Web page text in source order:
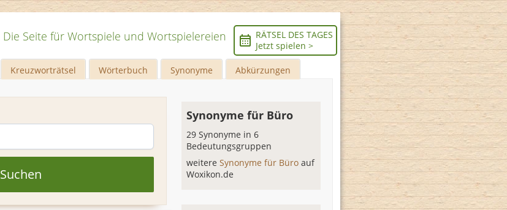
Die Seite für Wortspiele und Wortspielereien
RÄTSEL DES TAGES
Jetzt spielen >
Kreuzworträtsel Wörterbuch Synonyme Abkürzungen
Suchen
Synonyme für Büro
29 Synonyme in 6
Bedeutungsgruppen
weitereSynonyme für Büroauf
Woxikon.de